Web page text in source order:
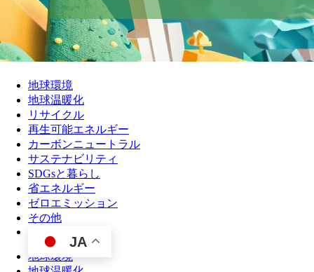
地球環境
地球温暖化
リサイクル
再生可能エネルギー
カーボンニュートラル
サステナビリティ
SDGsと暮らし
省エネルギー
ゼロエミッション
その他
JA
地球環境